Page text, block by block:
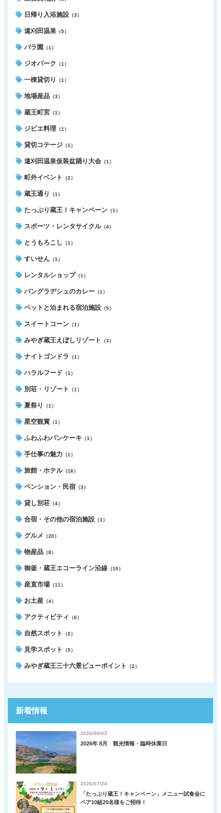
日帰り入浴施設 （3）
遠刈田温泉 （5）
バラ園 （1）
ジオパーク （1）
一棟貸切り （1）
地場産品 （3）
蔵王町宮 （1）
ジビエ料理 （1）
貸切コテージ （1）
遠刈田温泉仮装盆踊り大会 （1）
町外イベント （2）
蔵王通り （1）
たっぷり蔵王！キャンペーン （1）
スポーツ・レンタサイクル（4）
とうもろこし （1）
すいせん （1）
レンタルショップ （1）
バングラデシュのカレー （1）
ペットと泊まれる宿泊施設 （5）
スイートコーン （1）
みやぎ蔵王えぼしリゾート （3）
ナイトゴンドラ （1）
ハラルフード （1）
別荘・リゾート （1）
夏祭り （1）
星空観賞 （1）
ふわふわパンケーキ （1）
手仕事の魅力 （1）
旅館・ホテル（16）
ペンション・民宿 （3）
貸し別荘 （4）
合宿・その他の宿泊施設 （1）
グルメ （20）
物産品 （8）
御釜・蔵王エコーライン沿線 （10）
産直市場（11）
お土産 （4）
アクティビティ （6）
自然スポット （2）
見学スポット （5）
みやぎ蔵王三十六景ビューポイント （2）
新着情報
2026/08/03
2026年 8月 観光情報・臨時休業日
2026/07/24
「たっぷり蔵王！キャンペーン」メニュー試食会に
ペア10組20名様をご招待！